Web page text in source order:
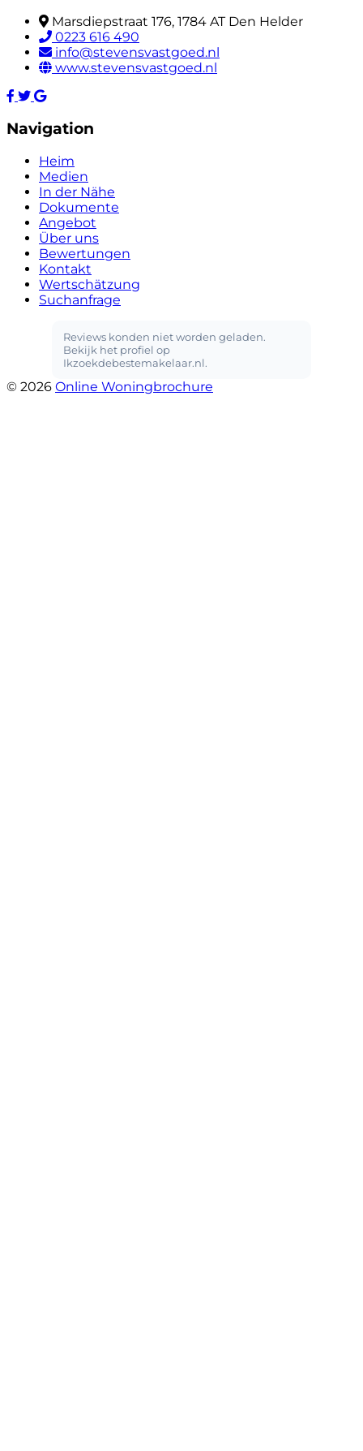
Marsdiepstraat 176, 1784 AT Den Helder
0223 616 490
info@stevensvastgoed.nl
www.stevensvastgoed.nl
Navigation
Heim
Medien
In der Nähe
Dokumente
Angebot
Über uns
Bewertungen
Kontakt
Wertschätzung
Suchanfrage
© 2026 Online Woningbrochure